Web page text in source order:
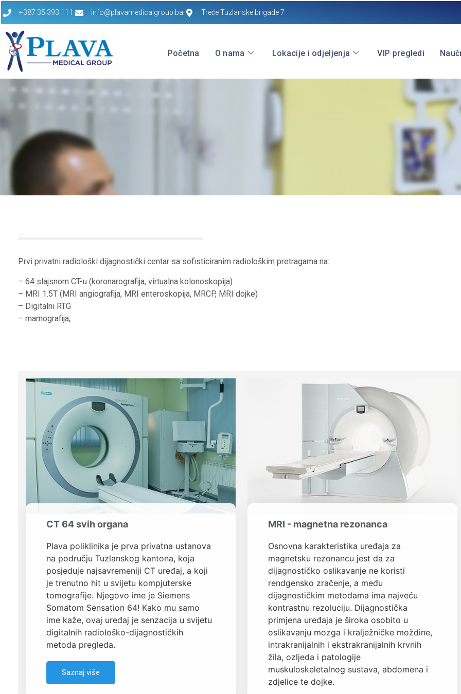
+387 35 393 111 info@plavamedicalgroup.ba Treće Tuzlanske brigade 7
Početna O nama Lokacije i odjeljenja VIP pregledi
Prvi privatni radiološki dijagnostički centar sa sofisticiranim radiološkim pretragama na:
– 64 slajsnom CT-u (koronarografija, virtualna kolonoskopija).
– MRI 1.5T (MRI angiografija, MRI enteroskopija, MRCP, MRI dojke)
– Digitalni RTG
– mamografija,
CT 64 svih organa
Plava poliklinika je prva privatna ustanova
na području Tuzlanskog kantona, koja
posjeduje najsavremeniji CT uređaj, a koji
je trenutno hit u svijetu kompjuterske
tomografije. Njegovo ime je Siemens
Somatom Sensation 64! Kako mu samo
ime kaže, ovaj uređaj je senzacija u svijetu
digitalnih radiološko-dijagnostičkih
metoda pregleda.
Saznaj više
MRI - magnetna rezonanca
Osnovna karakteristika uređaja za
magnetsku rezonancu jest da za
dijagnostičko oslikavanje ne koristi
rendgensko zračenje, a među
dijagnostičkim metodama ima najveću
kontrastnu rezoluciju. Dijagnostička
primjena uređaja je široka osobito u
oslikavanju mozga i kralježničke moždine,
intrakranijalnih i ekstrakranijalnih krvnih
žila, ozljeda i patologije
muskuloskeletalnog sustava, abdomena i
zdjelice te dojke.